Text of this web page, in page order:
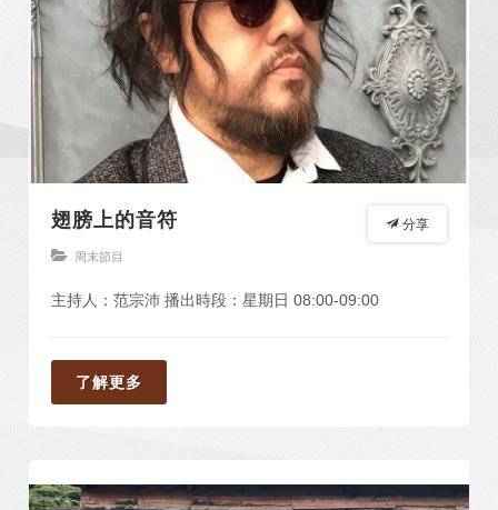
分享
翅膀上的音符
周末節目
主持人：范宗沛 播出時段：星期日 08:00-09:00
了解更多